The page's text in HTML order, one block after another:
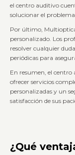
el centro auditivo
solucionar el
Por último,
personalizado. Los
resolver cualquier
periódicas para
En resumen, el
ofrecer servicios
personalizadas y un
satisfacción de sus
¿Qué